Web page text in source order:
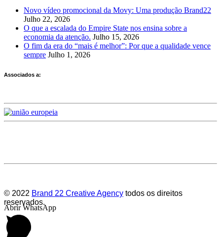
Novo vídeo promocional da Movy: Uma produção Brand22
Julho 22, 2026
O que a escalada do Empire State nos ensina sobre a
economia da atenção. Julho 15, 2026
O fim da era do “mais é melhor”: Por que a qualidade vence
sempre Julho 1, 2026
Associados a:
© 2022 Brand 22 Creative Agency todos os direitos
reservados.
Abrir WhatsApp